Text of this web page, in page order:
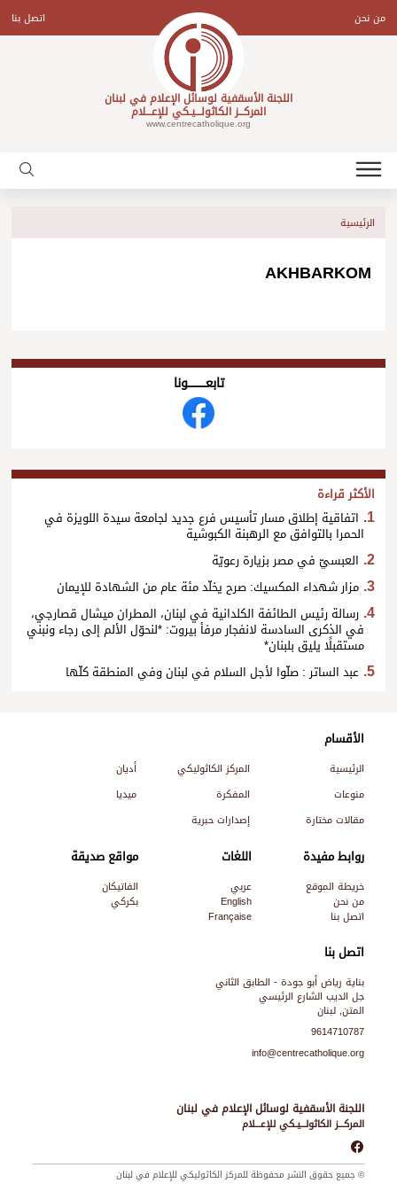
contentمن نحن اتصل بنا
اللجنة الأسقفية لوسائل الإعلام في لبنان
المركـــز الكاثولـــيـكي للإعـــلام
www.centrecatholique.org
الرئيسية
AKHBARKOM
تابعــــــــــونا
الأكثر قراءة
اتفاقية إطلاق مسار تأسيس فرع جديد لجامعة سيدة اللويزة في
الحمرا بالتوافق مع الرهبنة الكبوشية
العبسيّ في مصر بزيارة رعويّة
مزار شهداء المكسيك: صرح يخلّد مئة عام من الشهادة للإيمان
رسالة رئيس الطائفة الكلدانية في لبنان، المطران ميشال قصارجي،
في الذكرى السادسة لانفجار مرفأ بيروت: *لنحوّل الألم إلى رجاء ونبني
مستقبلًا يليق بلبنان*
عبد الساتر : صلّوا لأجل السلام في لبنان وفي المنطقة كلّها
اللجنة الأسقفية لوسائل الإعلام في لبنان
المركـــز الكاثولـــيـكي للإعـــلام
اتصل بنا
بناية رياض أبو جودة - الطابق الثاني
جل الديب الشارع الرئيسي
المتن, لبنان
9614710787
info@centrecatholique.org
الأقسام
الرئيسية المركز الكاثوليكي
أديان
منوعات
المفكرة
ميديا
مقالات مختارة
إصدارات حبرية
روابط مفيدة
خريطة الموقع
من نحن
اتصل بنا
اللغات
عربي
English
Française
مواقع صديقة
الفاتيكان
بكركي
© جميع حقوق النشر محفوظة للمركز الكاثوليكي للإعلام في لبنان